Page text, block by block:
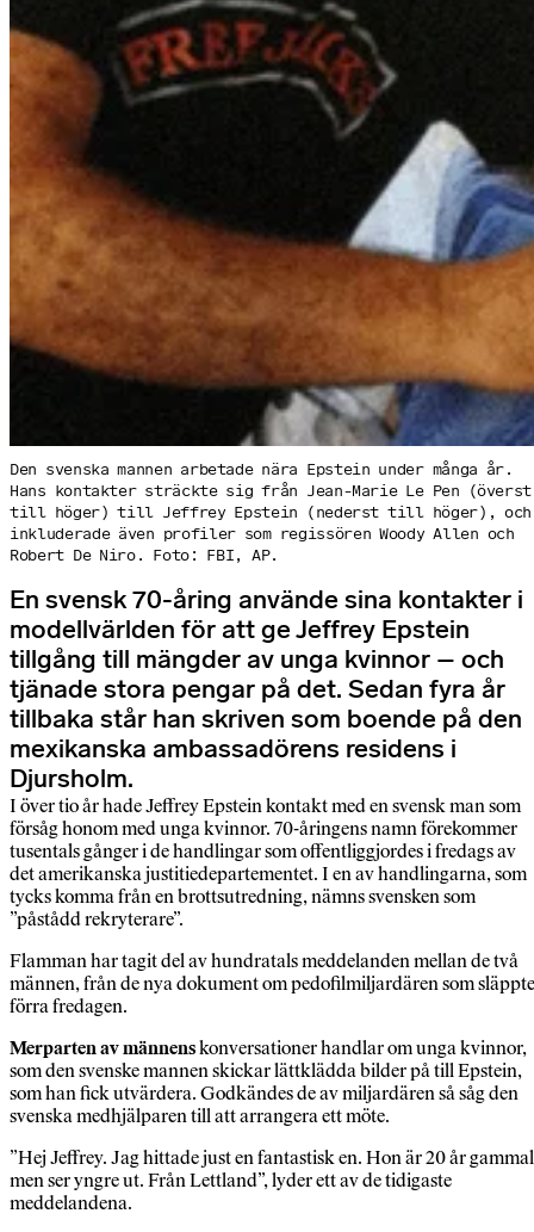
Den svenska mannen arbetade nära Epstein under många år.
Hans kontakter sträckte sig från Jean-Marie Le Pen (överst
till höger) till Jeffrey Epstein (nederst till höger), och
inkluderade även profiler som regissören Woody Allen och
Robert De Niro. Foto: FBI, AP.
En svensk 70-åring använde sina kontakter i
modellvärlden för att ge Jeffrey Epstein
tillgång till mängder av unga kvinnor – och
tjänade stora pengar på det. Sedan fyra år
tillbaka står han skriven som boende på den
mexikanska ambassadörens residens i
Djursholm.
I över tio år hade Jeffrey Epstein kontakt med en svensk man som
försåg honom med unga kvinnor. 70-åringens namn förekommer
tusentals gånger i de handlingar som offentliggjordes i fredags av
det amerikanska justitiedepartementet. I en av handlingarna, som
tycks komma från en brottsutredning, nämns svensken som
”påstådd rekryterare”.
Flamman har tagit del av hundratals meddelanden mellan de två
männen, från de nya dokument om pedofilmiljardären som
förra fredagen.
Merparten av männenskonversationer handlar om unga kvinnor,
som den svenske mannen skickar lättklädda bilder på till Epstein,
som han fick utvärdera. Godkändes de av miljardären så såg den
svenska medhjälparen till att arrangera ett möte.
”Hej Jeffrey. Jag hittade just en fantastisk en. Hon är 20 år gammal
men ser yngre ut. Från Lettland”, lyder ett av de tidigaste
meddelandena.